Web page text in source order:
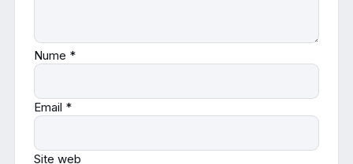
Nume *
Email *
Site web